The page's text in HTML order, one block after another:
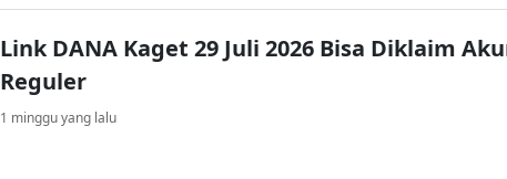
Link DANA Kaget 29 Juli 2026 Bisa Diklaim
Reguler
1 minggu yang lalu